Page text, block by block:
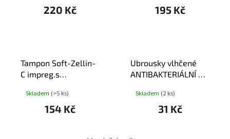
220 Kč 195 Kč
Tampon Soft-Zellin-
C impreg.s
Skladem (>5 ks)
154 Kč
Ubrousky vlhčené
ANTIBAKTERIÁLNÍ na
Skladem (2 ks)
31 Kč